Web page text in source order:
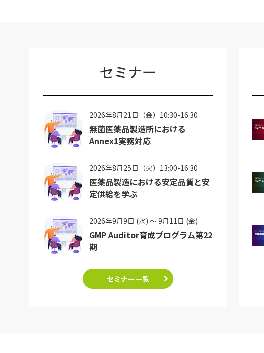
セミナー
2026年8月21日（金）10:30-16:30
無菌医薬品製造所における
Annex1実務対応
2026年8月25日（火）13:00-16:30
医薬品製造における安定品質と安
定供給を学ぶ
2026年9月9日 (水) ～ 9月11日 (金)
GMP Auditor育成プログラム第22
期
セミナー一覧